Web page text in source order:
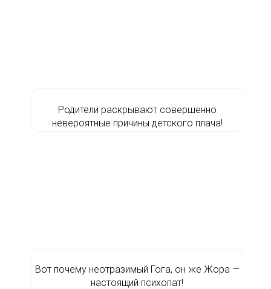
Родители раскрывают совершенно
невероятные причины детского плача!
Вот почему неотразимый Гога, он же Жора —
настоящий психопат!